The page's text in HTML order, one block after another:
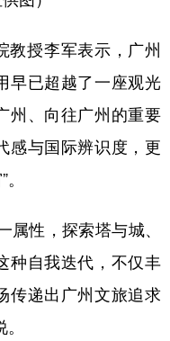
教授李军表示，广州
早已超越了一座观光
州、向往广州的重要
感与国际辨识度，更
性，探索塔与城、
种自我迭代，不仅丰
传递出广州文旅追求